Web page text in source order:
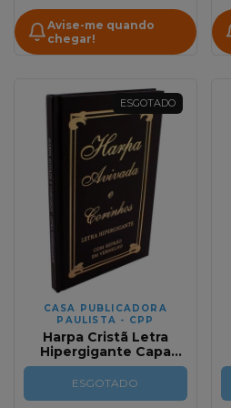
Avise-me quando
chegar!
ESGOTADO
CASA PUBLICADORA
PAULISTA - CPP
Harpa Cristã Letra
Hipergigante Capa
Dura Com Corinhos
Preta Dourada
ESGOTADO